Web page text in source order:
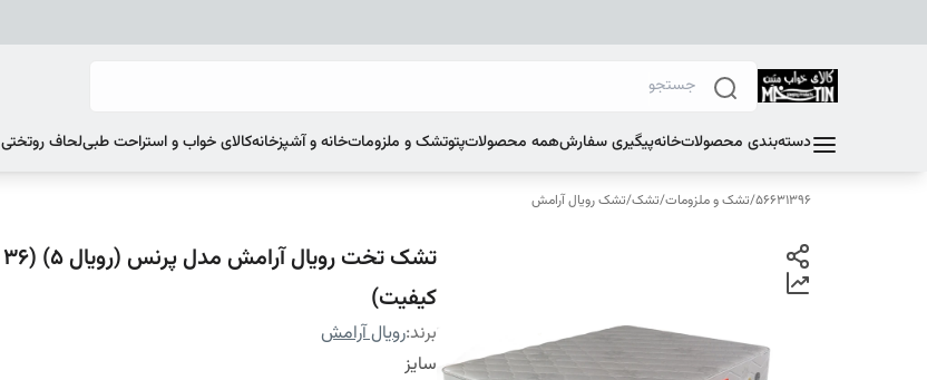
دسته‌بندی محصولاتخانهپیگیری سفارشهمه محصولاتپتوتشک و ملزوماتخانه و آشپزخانهکالای خواب و استراحت طبیلحاف روتختی
56631396
/تشک و ملزومات/تشک/تشک رویال آرامش
کیفیت)
برند:رویال آرامش
سایز